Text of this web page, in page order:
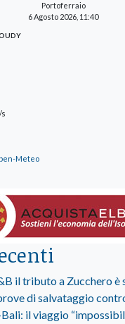
Portoferraio
6 Agosto 2026, 11:40
Meteo
il tributo a Zucchero
di salvataggio
il viaggio